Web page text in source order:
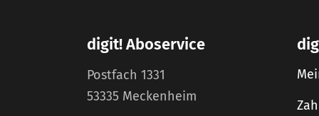
digit! Aboservice
Postfach 1331
53335 Meckenheim